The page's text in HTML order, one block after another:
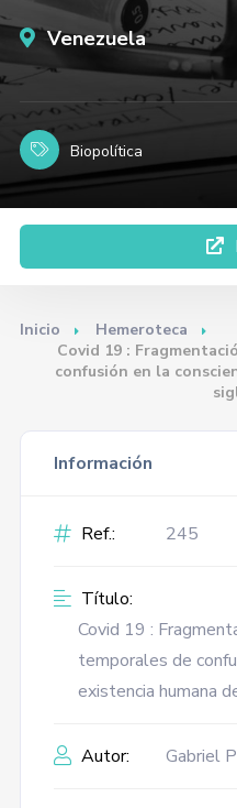
Venezuela
Biopolítica
Inicio
Hemeroteca
Covid 19 :
confusión en la
Información
Ref.: 245
Título:
Covid 19 :
temporales de
existencia humana
Autor: Gabriel